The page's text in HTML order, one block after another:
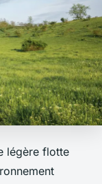
légère flotte